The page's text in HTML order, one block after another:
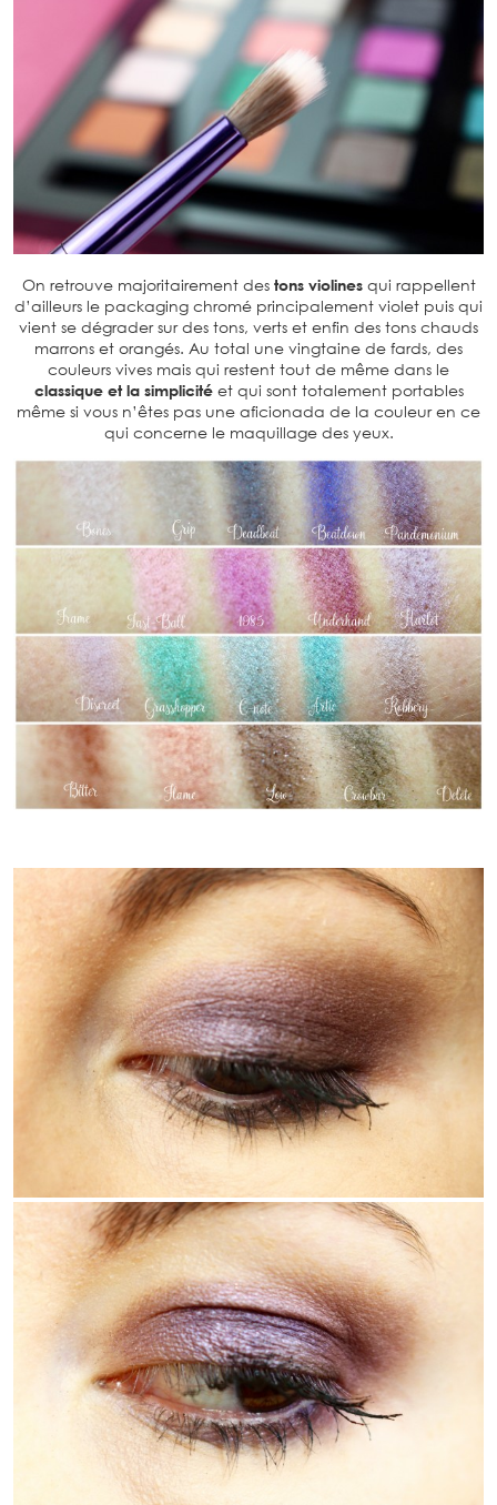
On retrouve majoritairement destons violinesqui rappellent
d’ailleurs le packaging chromé principalement violet puis qui
vient se dégrader sur des tons, verts et enfin des tons chauds
marrons et orangés. Au total une vingtaine de fards, des
couleurs vives mais qui restent tout de même dans le
classique et la simplicitéet qui sont totalement portables
même si vous n’êtes pas une aficionada de la couleur en ce
qui concerne le maquillage des yeux.